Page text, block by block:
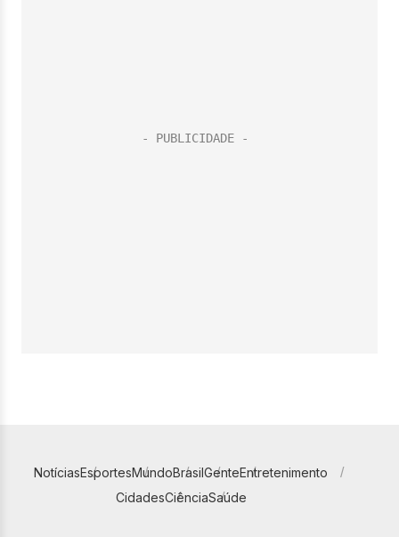
NotíciasEsportesMundoBrasilGenteEntretenimento
CidadesCiênciaSaúde